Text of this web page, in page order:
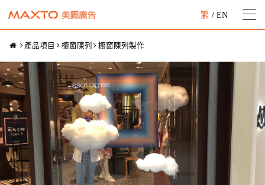
繁 / EN
產品項目 櫥窗陳列 櫥窗陳列製作